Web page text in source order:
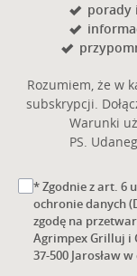
porady
Rozumiem, że w
subskrypcji.
Warunki
PS.
* Zgodnie z art. 6
ochronie danych
zgodę na
Agrimpex Grilluj i
37-500 Jarosław